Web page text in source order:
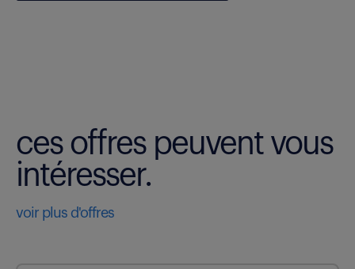
ces offres peuvent vous
intéresser.
voir plus d'offres